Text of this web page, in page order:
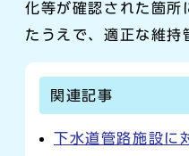
化等が確認された箇所
たうえで、適正な維持
関連記事
下水道管路施設に